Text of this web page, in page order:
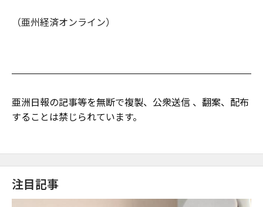
（亜州経済オンライン）
亜洲日報の記事等を無断で複製、公衆送信 、翻案、配布
することは禁じられています。
注目記事